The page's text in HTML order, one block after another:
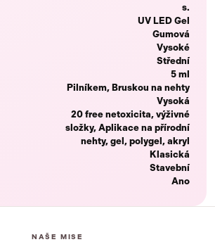
s.
UV LED Gel
Gumová
Vysoké
Střední
5 ml
Pilníkem, Bruskou na nehty
Vysoká
20 free netoxicita, výživné
složky, Aplikace na přírodní
nehty, gel, polygel, akryl
Klasická
Stavební
Ano
NAŠE MISE